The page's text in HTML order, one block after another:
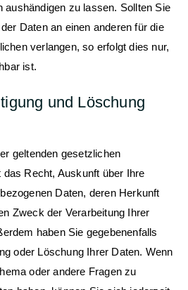
aushändigen zu lassen. Sollten Sie
Daten an einen anderen für die
verlangen, so erfolgt dies nur,
ist.
und Löschung
geltenden gesetzlichen
Recht, Auskunft über Ihre
Daten, deren Herkunft
Zweck der Verarbeitung Ihrer
haben Sie gegebenenfalls
oder Löschung Ihrer Daten. Wenn
oder andere Fragen zu